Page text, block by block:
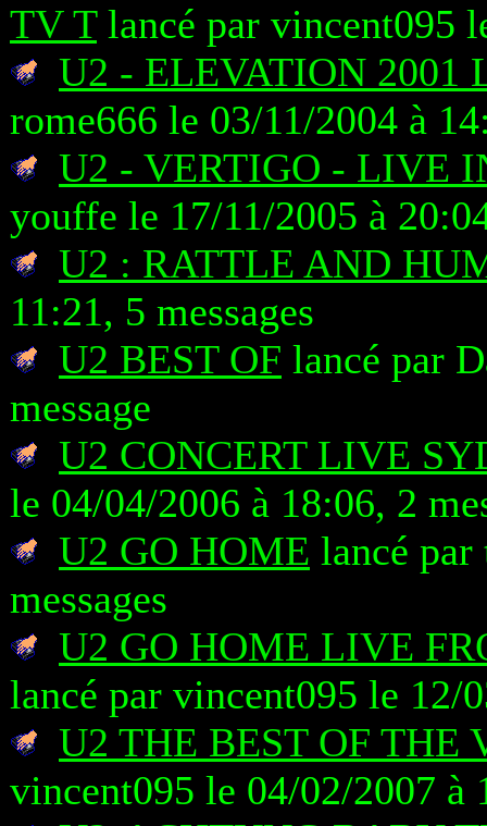
TV Tlancé par vincent095
U2 - ELEVATION 2001
rome666 le 03/11/2004 à
U2 - VERTIGO - LIVE
youffe le 17/11/2005 à
U2 : RATTLE AND
11:21, 5 messages
U2 BEST OF lancé par
message
U2 CONCERT LIVE
le 04/04/2006 à 18:06, 2
U2 GO HOME lancé
messages
U2 GO HOME LIVE
lancé par vincent095 le 12/
U2 THE BEST OF THE
vincent095 le 04/02/2007 à